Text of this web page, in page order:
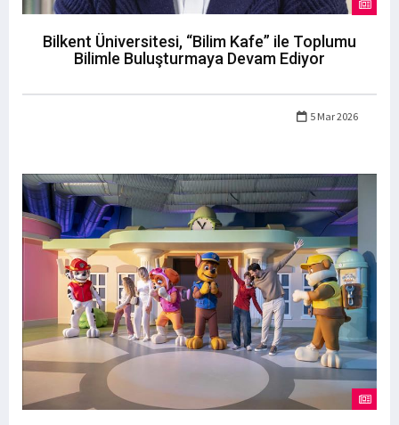
Bilkent Üniversitesi, “Bilim Kafe” ile Toplumu
Bilimle Buluşturmaya Devam Ediyor
5 Mar 2026